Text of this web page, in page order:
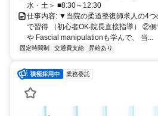
水・土＞ ■8:30～12:30
仕事内容: ▼当院の柔道整復師求人の4
で習得 （初⼼者OK‧院⻑直接指導） ②
や Fascial manipulationも学んで、 当...
固定時間制 交通費支給 昇給あり
業務委託